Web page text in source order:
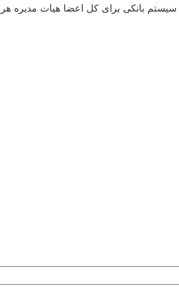
بانکی برای کل اعضا هیات مدیره